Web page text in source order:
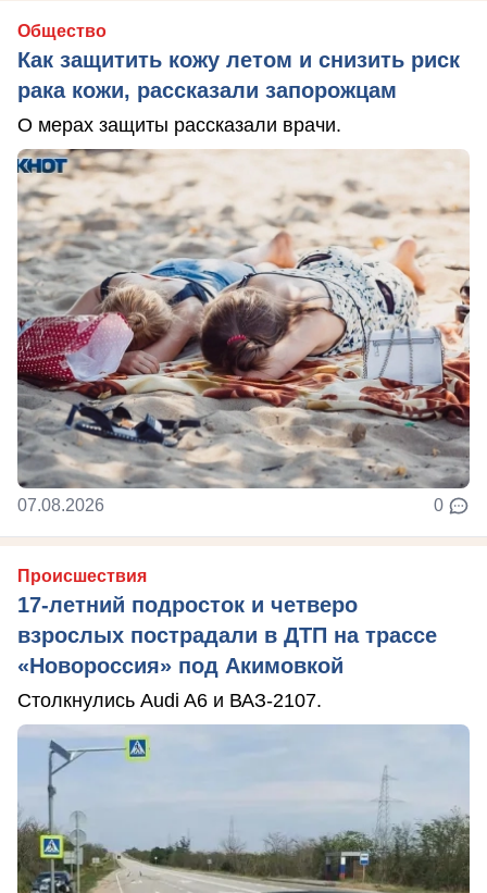
Общество
Как защитить кожу летом и снизить риск
рака кожи, рассказали запорожцам
О мерах защиты рассказали врачи.
07.08.2026 0
Происшествия
17-летний подросток и четверо
взрослых пострадали в ДТП на трассе
«Новороссия» под Акимовкой
Столкнулись Audi A6 и ВАЗ-2107.